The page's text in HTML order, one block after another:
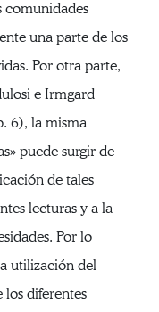
comunidades
una parte de los
Por otra parte,
e Irmgard
6), la misma
puede surgir de
de tales
lecturas y a la
Por lo
utilización del
diferentes